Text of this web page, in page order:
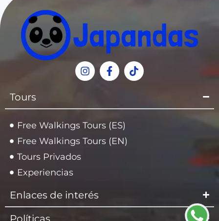
Tours
Free Walkings Tours (ES)
Free Walkings Tours (EN)
Tours Privados
Experiencias
Enlaces de interés
Políticas